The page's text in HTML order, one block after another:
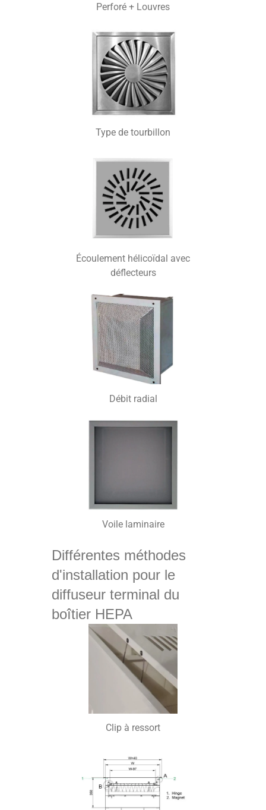
Perforé + Louvres
Type de tourbillon
Écoulement hélicoïdal avec
déflecteurs
Débit radial
Voile laminaire
Différentes méthodes
d'installation pour le
diffuseur terminal du
boîtier HEPA
Clip à ressort